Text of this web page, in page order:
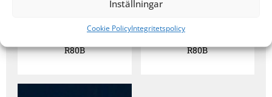
Inställningar
Cookie PolicyIntegritetspolicy
R80B
R80B